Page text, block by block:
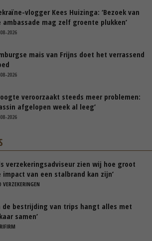
vlogger Kees Huizinga: ‘Bezoek van
ambassade mag zelf groente plukken’
2026
mais van Frijns doet het verrassend
2026
veroorzaakt steeds meer problemen:
afgelopen week al leeg’
2026
verzekeringsadviseur zien wij hoe groot
impact van een stalbrand kan zijn’
VERZEKERINGEN
de bestrijding van trips hangt alles met
samen’